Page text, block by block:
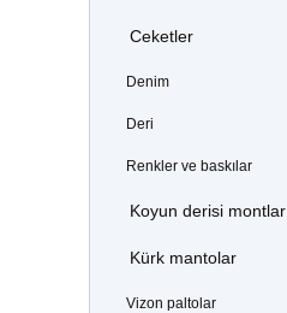
Ceketler
Denim
Deri
Renkler ve baskılar
Koyun derisi montlar
Kürk mantolar
Vizon paltolar